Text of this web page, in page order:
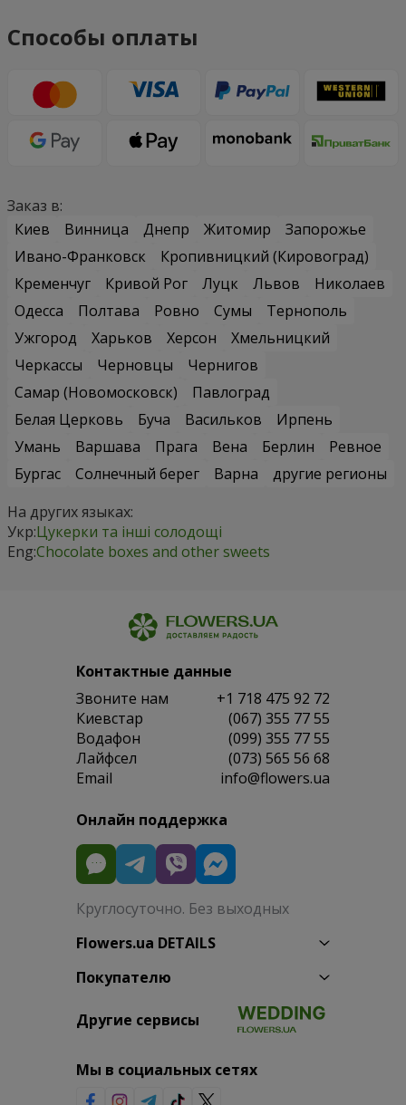
Способы оплаты
Заказ в:
Киев
Винница Днепр Житомир
Запорожье
Ивано-Франковск
Кропивницкий (Кировоград)
Кременчуг
Кривой Рог Луцк Львов
Николаев
Одесса
Полтава Ровно Сумы
Тернополь
Ужгород
Харьков Херсон
Хмельницкий
Черкассы
Черновцы
Чернигов
Самар (Новомосковск)
Павлоград
Белая Церковь
Буча Васильков
Ирпень
Умань
Варшава Прага Вена Берлин
Ревное
Бургас
Солнечный берег Варна
другие регионы
На других языках:
Укр:Цукерки та інші солодощі
Eng:Chocolate boxes and other sweets
Контактные данные
Звоните нам
+1 718 475 92 72
Киевстар
(067) 355 77 55
Водафон
(099) 355 77 55
Лайфсел
(073) 565 56 68
Email
info@flowers.ua
Онлайн поддержка
Круглосуточно. Без выходных
Flowers.ua DETAILS
Покупателю
Другие сервисы
Мы в социальных сетях